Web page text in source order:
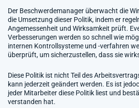
Der Beschwerdemanager überwacht die
die Umsetzung dieser Politik, indem er
Angemessenheit und Wirksamkeit prüft.
Verbesserungen werden so schnell wie
internen Kontrollsysteme und -verfahren
überprüft, um sicherzustellen, dass sie
Diese Politik ist nicht Teil des
kann jederzeit geändert werden. Es ist
jeder Mitarbeiter diese Politik liest und
verstanden hat.